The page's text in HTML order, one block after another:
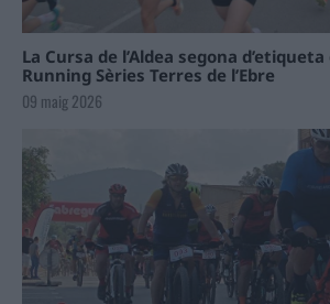
La Cursa de l’Aldea segona d’etiqueta
Running Sèries Terres de l’Ebre
09 maig 2026